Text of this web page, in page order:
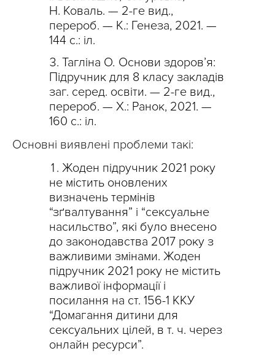
Н. Коваль. — 2-ге вид.,
перероб. — К.: Генеза, 2021. —
144 с.: іл.
Тагліна О. Основи здоров’я:
Підручник для 8 класу закладів
заг. серед. освіти. — 2-ге вид.,
перероб. — Х.: Ранок, 2021. —
160 с.: іл.
Основні виявлені проблеми такі:
Жоден підручник 2021 року
не містить оновлених
визначень термінів
“зґвалтування” і “сексуальне
насильство”, які було внесено
до законодавства 2017 року з
важливими змінами. Жоден
підручник 2021 року не містить
важливої інформації і
посилання на ст. 156-1 ККУ
“Домагання дитини для
сексуальних цілей, в т. ч. через
онлайн ресурси”.